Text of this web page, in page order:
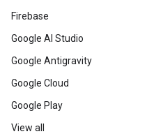
Firebase
Google AI Studio
Google Antigravity
Google Cloud
Google Play
View all